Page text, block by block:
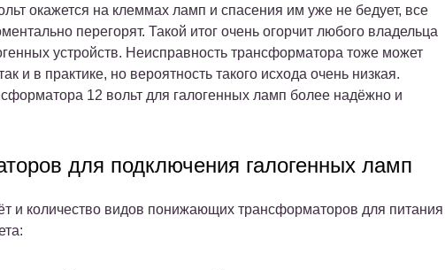
окажется на клеммах ламп и спасения им уже не бедует, все
перегорят. Такой итог очень огорчит любого владельца
устройств. Неисправность трансформатора тоже может
и в практике, но вероятность такого исхода очень низкая.
12 вольт для галогенных ламп более надёжно и
для подключения галогенных ламп
и количество видов понижающих трансформаторов для питания